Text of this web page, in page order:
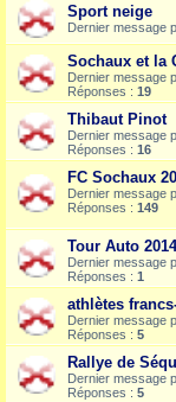
Sport neige
Dernier message
Sochaux et la
Dernier message
Réponses : 19
Thibaut Pinot
Dernier message
Réponses : 16
FC Sochaux
Dernier message
Réponses : 149
Tour Auto
Dernier message
Réponses : 1
athlètes
Dernier message
Réponses : 5
Rallye de
Dernier message
Réponses : 5